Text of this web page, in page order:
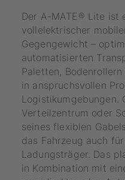
Der A-MATE® Lite ist
vollelektrischer
Gegengewicht –
automatisierten
Paletten,
in anspruchsvollen
Logistikumgebungen.
Verteilzentrum oder
seines flexiblen
das Fahrzeug auch
Ladungsträger. Das
in Kombination mit